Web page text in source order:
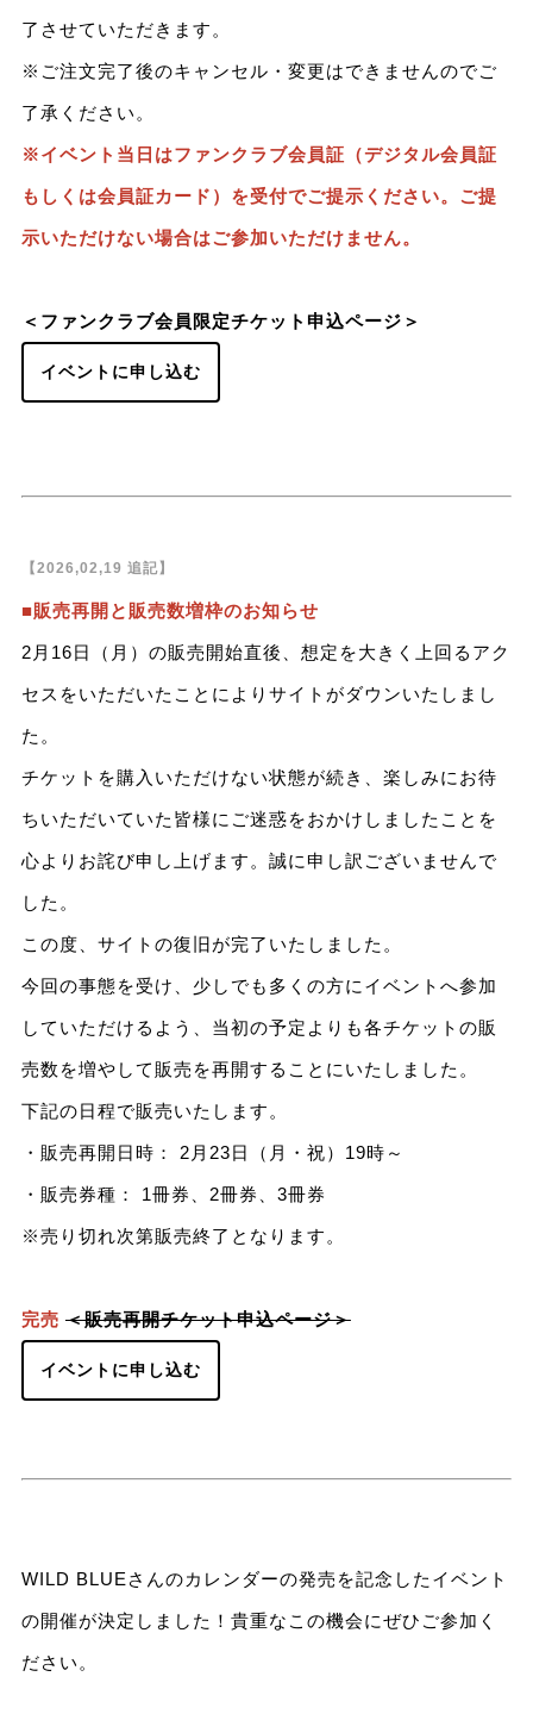
了させていただきます。
※ご注文完了後のキャンセル・変更はできませんのでご
了承ください。
※イベント当日はファンクラブ会員証（デジタル会員証
もしくは会員証カード）を受付でご提示ください。ご提
示いただけない場合はご参加いただけません。
＜ファンクラブ会員限定チケット申込ページ＞
イベントに申し込む
【2026,02,19 追記】
■販売再開と販売数増枠のお知らせ
2月16日（月）の販売開始直後、想定を大きく上回るアク
セスをいただいたことによりサイトがダウンいたしまし
た。
チケットを購入いただけない状態が続き、楽しみにお待
ちいただいていた皆様にご迷惑をおかけしましたことを
心よりお詫び申し上げます。誠に申し訳ございませんで
した。
この度、サイトの復旧が完了いたしました。
今回の事態を受け、少しでも多くの方にイベントへ参加
していただけるよう、当初の予定よりも各チケットの販
売数を増やして販売を再開することにいたしました。
下記の日程で販売いたします。
・販売再開日時： 2月23日（月・祝）19時～
・販売券種： 1冊券、2冊券、3冊券
※売り切れ次第販売終了となります。
完売 ＜販売再開チケット申込ページ＞
イベントに申し込む
WILD BLUEさんのカレンダーの発売を記念したイベント
の開催が決定しました！貴重なこの機会にぜひご参加く
ださい。